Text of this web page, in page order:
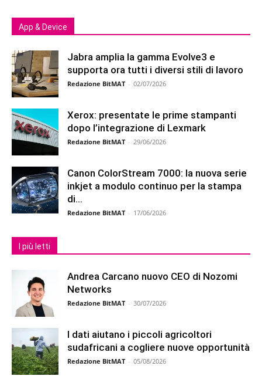
App & Device
Jabra amplia la gamma Evolve3 e
supporta ora tutti i diversi stili di lavoro
Redazione BitMAT - 02/07/2026
Xerox: presentate le prime stampanti
dopo l’integrazione di Lexmark
Redazione BitMAT - 29/06/2026
Canon ColorStream 7000: la nuova serie
inkjet a modulo continuo per la stampa
di...
Redazione BitMAT - 17/06/2026
I più letti
Andrea Carcano nuovo CEO di Nozomi
Networks
Redazione BitMAT - 30/07/2026
I dati aiutano i piccoli agricoltori
sudafricani a cogliere nuove opportunità
Redazione BitMAT - 05/08/2026